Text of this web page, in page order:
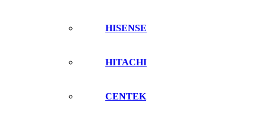
HISENSE
HITACHI
CENTEK